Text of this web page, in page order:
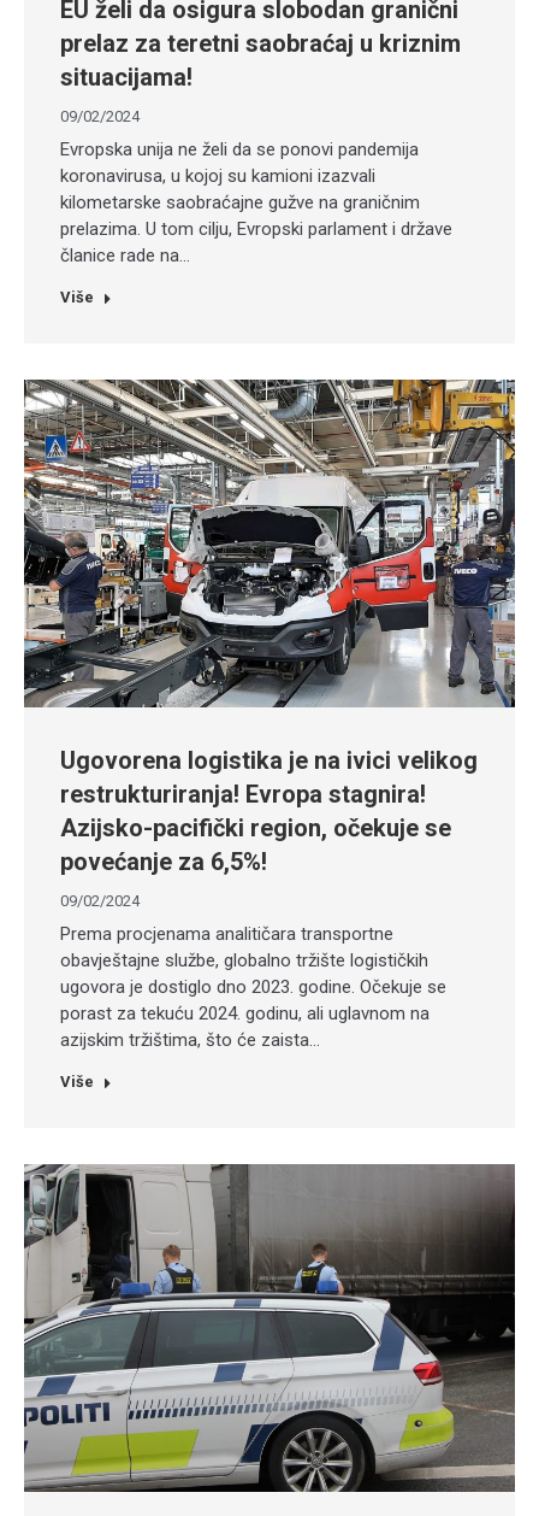
EU želi da osigura slobodan granični
prelaz za teretni saobraćaj u kriznim
situacijama!
09/02/2024
Evropska unija ne želi da se ponovi pandemija
koronavirusa, u kojoj su kamioni izazvali
kilometarske saobraćajne gužve na graničnim
prelazima. U tom cilju, Evropski parlament i države
članice rade na…
Više
Ugovorena logistika je na ivici velikog
restrukturiranja! Evropa stagnira!
Azijsko-pacifički region, očekuje se
povećanje za 6,5%!
09/02/2024
Prema procjenama analitičara transportne
obavještajne službe, globalno tržište logističkih
ugovora je dostiglo dno 2023. godine. Očekuje se
porast za tekuću 2024. godinu, ali uglavnom na
azijskim tržištima, što će zaista…
Više